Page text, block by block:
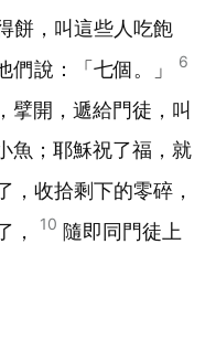
餅，叫這些人吃飽
們說：「七個。」 6
擘開，遞給門徒，叫
魚；耶穌祝了福，就
，收拾剩下的零碎，
， 10 隨即同門徒上